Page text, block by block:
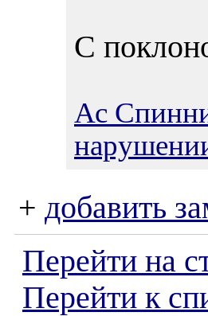
С
Ас
+ добавить
Перейти на
Перейти к